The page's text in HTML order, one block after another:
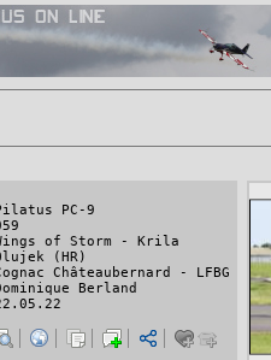
PC-9
of Storm - Krila
(HR)
Châteaubernard - LFBG
Berland